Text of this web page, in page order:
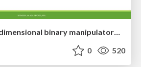
Design of three-dimensional binary manipulators for pick-and-place task avoiding obstacles (IECON2024)
0 520